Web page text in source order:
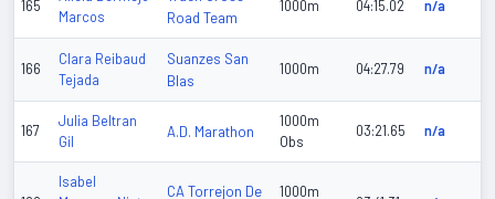
165
Marcos
Road Team
1000m 04:15.02 n/a
166
Clara Reibaud
Tejada
Suanzes San
Blas
1000m 04:27.79 n/a
167
Julia Beltran
Gil
A.D. Marathon
1000m
Obs
03:21.65 n/a
Isabel
CA Torrejon De
1000m